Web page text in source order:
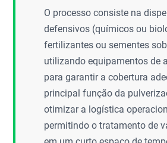
O processo consiste na
defensivos (químicos ou
fertilizantes ou sementes
utilizando equipamentos de
para garantir a cobertura
principal função da
otimizar a logística
permitindo o tratamento de